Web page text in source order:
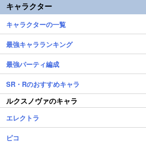
キャラクター
キャラクターの一覧
最強キャラランキング
最強パーティ編成
SR・Rのおすすめキャラ
ルクスノヴァのキャラ
エレクトラ
ピコ